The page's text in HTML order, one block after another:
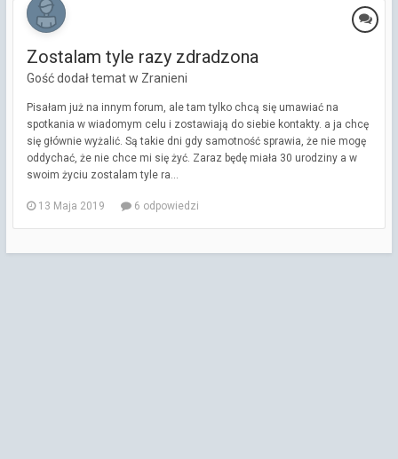
Zostalam tyle razy zdradzona
Gość dodał temat w Zranieni
Pisałam już na innym forum, ale tam tylko chcą się umawiać na
spotkania w wiadomym celu i zostawiają do siebie kontakty. a ja chcę
się głównie wyżalić. Są takie dni gdy samotność sprawia, że nie mogę
oddychać, że nie chce mi się żyć. Zaraz będę miała 30 urodziny a w
swoim życiu zostalam tyle ra...
13 Maja 2019 6 odpowiedzi